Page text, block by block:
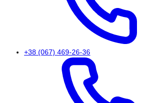
+38 (067) 469-26-36